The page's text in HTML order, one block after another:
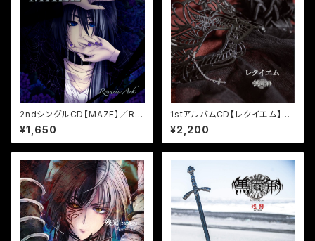
2ndシングルCD【MAZE】／Ro
sario Ark
¥1,650
1stアルバムCD【レクイエム】／
黒雨軍
¥2,200